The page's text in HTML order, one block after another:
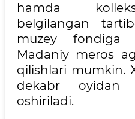
hamda
belgilangan
muzey fondiga
Madaniy meros
qilishlari mumkin.
dekabr oyidan
oshiriladi.